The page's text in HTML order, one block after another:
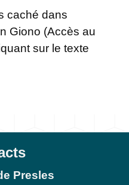
caché dans
Giono (Accès au
sur le texte
Presles